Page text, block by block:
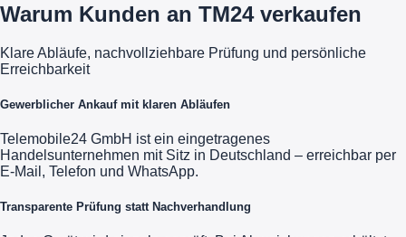
Warum Kunden an TM24 verkaufen
Klare Abläufe, nachvollziehbare Prüfung und persönliche
Erreichbarkeit
Gewerblicher Ankauf mit klaren Abläufen
Telemobile24 GmbH ist ein eingetragenes
Handelsunternehmen mit Sitz in Deutschland – erreichbar per
E-Mail, Telefon und WhatsApp.
Transparente Prüfung statt Nachverhandlung